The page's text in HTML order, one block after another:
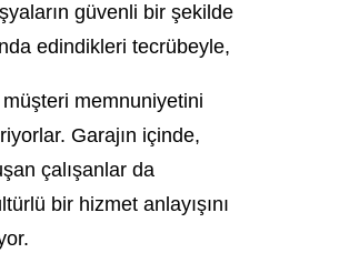
güvenli bir şekilde
edindikleri tecrübeyle,
memnuniyetini
Garajın içinde,
çalışanlar da
bir hizmet anlayışını